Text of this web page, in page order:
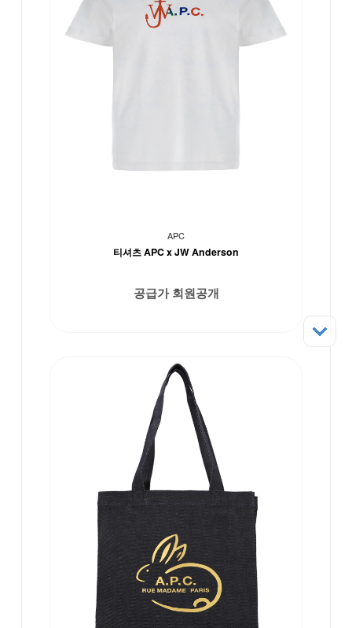
APC
티셔츠 APC x JW Anderson
공급가 회원공개